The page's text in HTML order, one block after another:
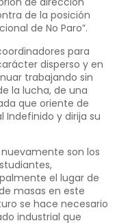
de la posición
de No Paro”.
para
disperso y en
trabajando sin
la lucha, de una
que oriente de
Indefinido y dirija su
son los
el lugar de
masas en este
se hace necesario
industrial que